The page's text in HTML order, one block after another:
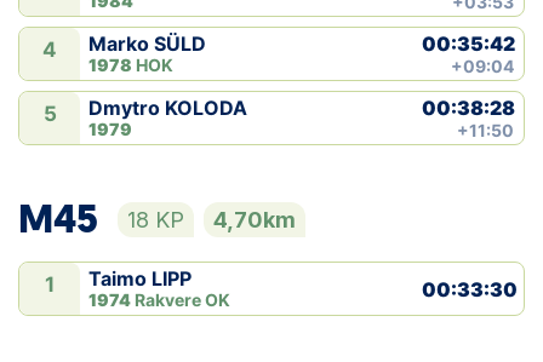
4 Marko SÜLD
1978 HOK
00:35:42
+09:04
5 Dmytro KOLODA
1979
00:38:28
+11:50
M45 18 KP 4,70km
1 Taimo LIPP
1974 Rakvere OK 00:33:30